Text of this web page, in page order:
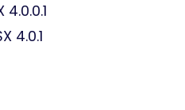
4.0.0.1
4.0.1